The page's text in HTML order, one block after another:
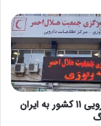
کمک‌های دارویی ۱۱ کشور به ایران